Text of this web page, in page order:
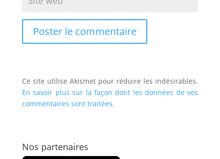
Ce site utilise Akismet pour réduire les indésirables.
En savoir plus sur la façon dont les données de vos
commentaires sont traitées.
Nos partenaires